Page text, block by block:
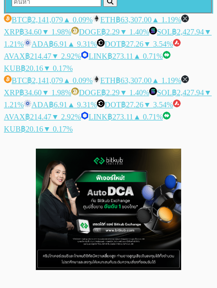
BTC฿2,141,079 ▲ 0.09% ETH฿63,307.00 ▲ 1.19%
XRP฿34.60▼ 1.98% DOGE฿2.29▼ 1.40% SOL฿2,427.94▼
1.21%
ADA฿6.91 ▲ 9.31% DOT฿27.26▼ 3.54%
AVAX฿214.47▼ 2.92% LINK฿273.11 ▲ 0.71%
KUB฿20.16▼ 0.17%
BTC฿2,141,079 ▲ 0.09% ETH฿63,307.00 ▲ 1.19%
XRP฿34.60▼ 1.98% DOGE฿2.29▼ 1.40% SOL฿2,427.94▼
1.21%
ADA฿6.91 ▲ 9.31% DOT฿27.26▼ 3.54%
AVAX฿214.47▼ 2.92% LINK฿273.11 ▲ 0.71%
KUB฿20.16▼ 0.17%